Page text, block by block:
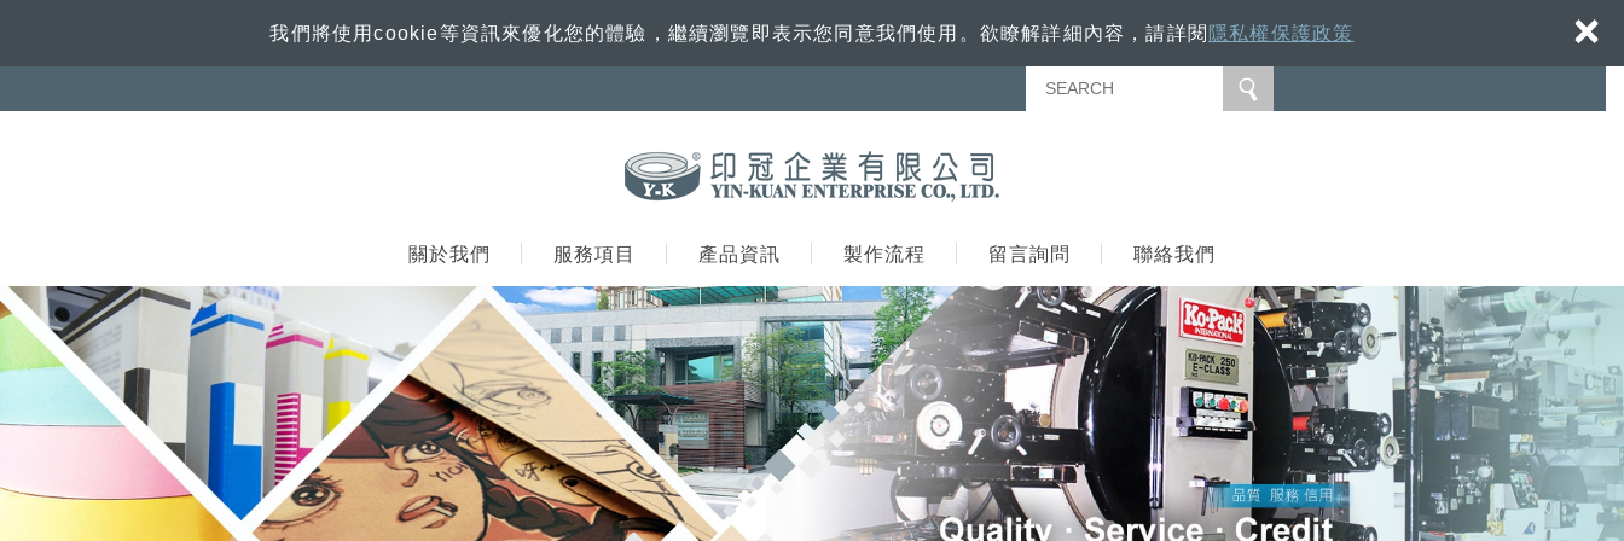
我們將使用cookie等資訊來優化您的體驗，繼續瀏覽即表示您同意我們使用。欲瞭解詳細內容，請詳閱 隱私權保護政策 ×
關於我們 服務項目 產品資訊 製作流程 留言詢問 聯絡我們